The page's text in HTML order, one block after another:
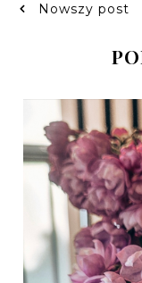
Nowszy post